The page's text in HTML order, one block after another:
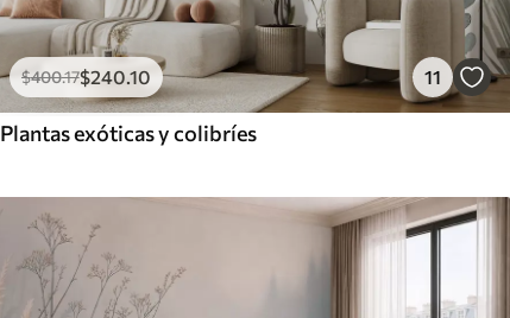
$400.17$240 .10 11
Plantas exóticas y colibríes